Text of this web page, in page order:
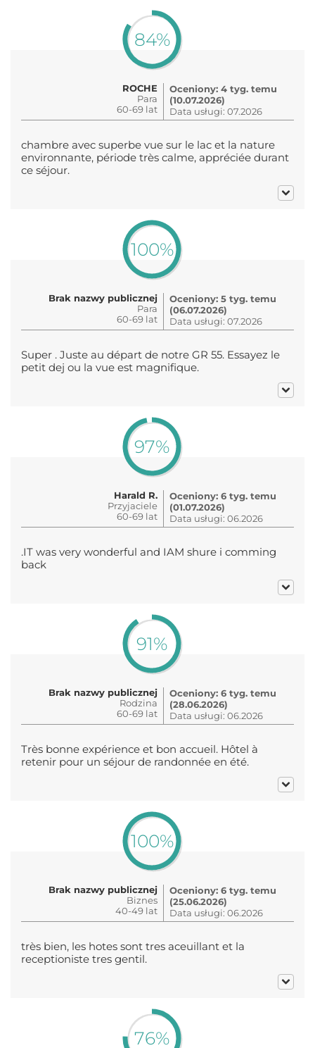
84%
ROCHE
Para
60-69 lat
Oceniony: 4 tyg. temu
(10.07.2026)
Data usługi: 07.2026
chambre avec superbe vue sur le lac et la nature
environnante, période très calme, appréciée durant
ce séjour.
100%
Brak nazwy publicznej
Para
60-69 lat
Oceniony: 5 tyg. temu
(06.07.2026)
Data usługi: 07.2026
Super . Juste au départ de notre GR 55. Essayez le
petit dej ou la vue est magnifique.
97%
Harald R.
Przyjaciele
60-69 lat
Oceniony: 6 tyg. temu
(01.07.2026)
Data usługi: 06.2026
.IT was very wonderful and IAM shure i comming
back
91%
Brak nazwy publicznej
Rodzina
60-69 lat
Oceniony: 6 tyg. temu
(28.06.2026)
Data usługi: 06.2026
Très bonne expérience et bon accueil. Hôtel à
retenir pour un séjour de randonnée en été.
100%
Brak nazwy publicznej
Biznes
40-49 lat
Oceniony: 6 tyg. temu
(25.06.2026)
Data usługi: 06.2026
très bien, les hotes sont tres aceuillant et la
receptioniste tres gentil.
76%